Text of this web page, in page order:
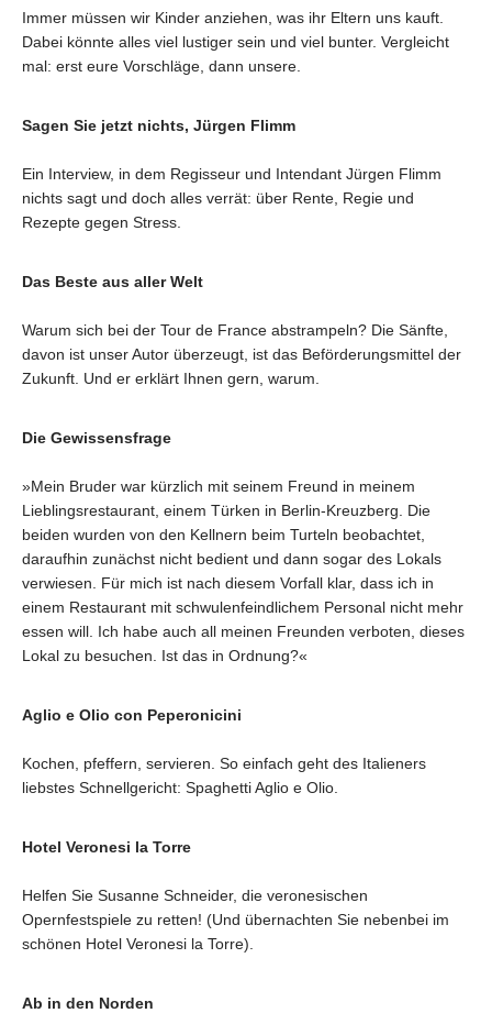
Immer müssen wir Kinder anziehen, was ihr Eltern uns kauft.
Dabei könnte alles viel lustiger sein und viel bunter. Vergleicht
mal: erst eure Vorschläge, dann unsere.
Sagen Sie jetzt nichts, Jürgen Flimm
Ein Interview, in dem Regisseur und Intendant Jürgen Flimm
nichts sagt und doch alles verrät: über Rente, Regie und
Rezepte gegen Stress.
Das Beste aus aller Welt
Warum sich bei der Tour de France abstrampeln? Die Sänfte,
davon ist unser Autor überzeugt, ist das Beförderungsmittel der
Zukunft. Und er erklärt Ihnen gern, warum.
Die Gewissensfrage
»Mein Bruder war kürzlich mit seinem Freund in meinem
Lieblingsrestaurant, einem Türken in Berlin-Kreuzberg. Die
beiden wurden von den Kellnern beim Turteln beobachtet,
daraufhin zunächst nicht bedient und dann sogar des Lokals
verwiesen. Für mich ist nach diesem Vorfall klar, dass ich in
einem Restaurant mit schwulenfeindlichem Personal nicht mehr
essen will. Ich habe auch all meinen Freunden verboten, dieses
Lokal zu besuchen. Ist das in Ordnung?«
Aglio e Olio con Peperonicini
Kochen, pfeffern, servieren. So einfach geht des Italieners
liebstes Schnellgericht: Spaghetti Aglio e Olio.
Hotel Veronesi la Torre
Helfen Sie Susanne Schneider, die veronesischen
Opernfestspiele zu retten! (Und übernachten Sie nebenbei im
schönen Hotel Veronesi la Torre).
Ab in den Norden